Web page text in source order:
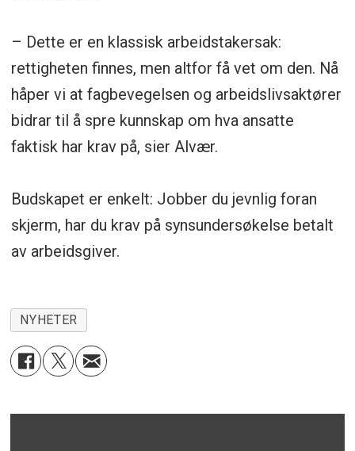
– Dette er en klassisk arbeidstakersak:
rettigheten finnes, men altfor få vet om den. Nå
håper vi at fagbevegelsen og arbeidslivsaktører
bidrar til å spre kunnskap om hva ansatte
faktisk har krav på, sier Alvær.
Budskapet er enkelt: Jobber du jevnlig foran
skjerm, har du krav på synsundersøkelse betalt
av arbeidsgiver.
NYHETER